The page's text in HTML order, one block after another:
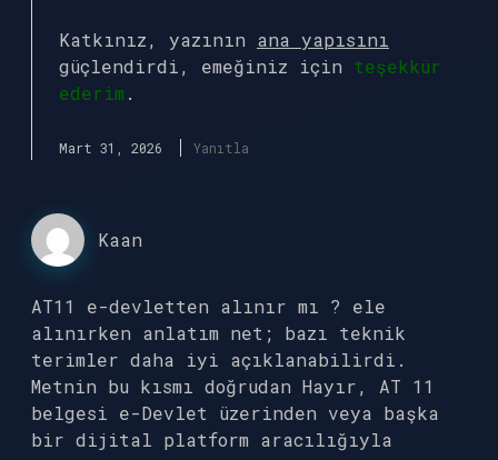
Katkınız, yazının ana yapısını
güçlendirdi, emeğiniz için teşekkür
ederim .
Mart 31, 2026 Yanıtla
Kaan
AT11 e-devletten alınır mı ? ele
alınırken anlatım net; bazı teknik
terimler daha iyi açıklanabilirdi.
Metnin bu kısmı doğrudan Hayır, AT 11
belgesi e-Devlet üzerinden veya başka
bir dijital platform aracılığıyla